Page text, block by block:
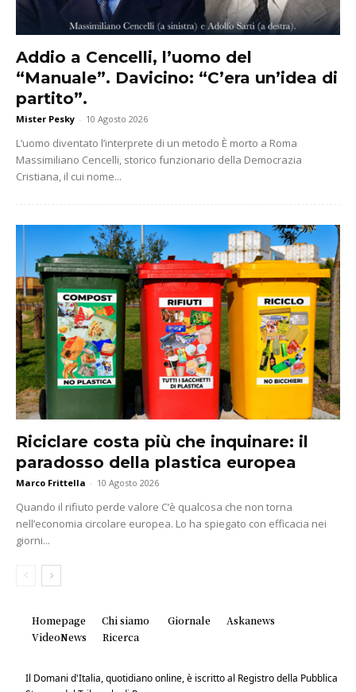
Addio a Cencelli, l’uomo del
“Manuale”. Davicino: “C’era un’idea di
partito”.
Mister Pesky - 10 Agosto 2026
L’uomo diventato l’interprete di un metodo È morto a Roma
Massimiliano Cencelli, storico funzionario della Democrazia
Cristiana, il cui nome...
Riciclare costa più che inquinare: il
paradosso della plastica europea
Marco Frittella - 10 Agosto 2026
Quando il rifiuto perde valore C’è qualcosa che non torna
nell’economia circolare europea. Lo ha spiegato con efficacia nei
giorni...
Homepage Chi siamo Giornale
Askanews
VideoNews
Ricerca
Il Domani d'Italia, quotidiano online, è iscritto al Registro della Pubblica